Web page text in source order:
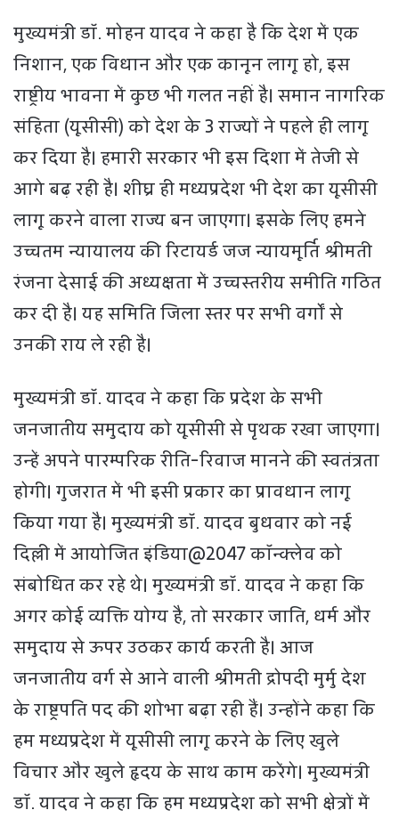
मुख्यमंत्री डॉ. मोहन यादव ने कहा है कि देश में एक
निशान, एक विधान और एक कानून लागू हो, इस
राष्ट्रीय भावना में कुछ भी गलत नहीं है। समान नागरिक
संहिता (यूसीसी) को देश के 3 राज्यों ने पहले ही लागू
कर दिया है। हमारी सरकार भी इस दिशा में तेजी से
आगे बढ़ रही है। शीघ्र ही मध्यप्रदेश भी देश का यूसीसी
लागू करने वाला राज्य बन जाएगा। इसके लिए हमने
उच्चतम न्यायालय की रिटायर्ड जज न्यायमूर्ति श्रीमती
रंजना देसाई की अध्यक्षता में उच्चस्तरीय समीति गठित
कर दी है। यह समिति जिला स्तर पर सभी वर्गों से
उनकी राय ले रही है।
मुख्यमंत्री डॉ. यादव ने कहा कि प्रदेश के सभी
जनजातीय समुदाय को यूसीसी से पृथक रखा जाएगा।
उन्हें अपने पारम्परिक रीति-रिवाज मानने की स्वतंत्रता
होगी। गुजरात में भी इसी प्रकार का प्रावधान लागू
किया गया है। मुख्यमंत्री डॉ. यादव बुधवार को नई
दिल्ली में आयोजित इंडिया@2047 कॉन्क्लेव को
संबोधित कर रहे थे। मुख्यमंत्री डॉ. यादव ने कहा कि
अगर कोई व्यक्ति योग्य है, तो सरकार जाति, धर्म और
समुदाय से ऊपर उठकर कार्य करती है। आज
जनजातीय वर्ग से आने वाली श्रीमती द्रोपदी मुर्मु देश
के राष्ट्रपति पद की शोभा बढ़ा रही हैं। उन्होंने कहा कि
हम मध्यप्रदेश में यूसीसी लागू करने के लिए खुले
विचार और खुले हृदय के साथ काम करेंगे। मुख्यमंत्री
डॉ. यादव ने कहा कि हम मध्यप्रदेश को सभी क्षेत्रों में